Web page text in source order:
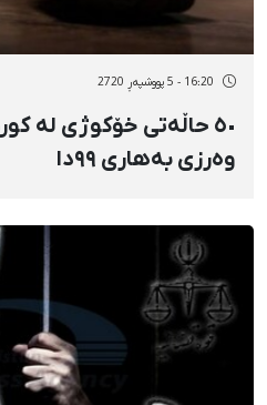
16:20 - 5 پووشپەڕ 2720
٥٠ حاڵەتی خۆکوژی لە
وەرزی بەهاری ٩٩دا